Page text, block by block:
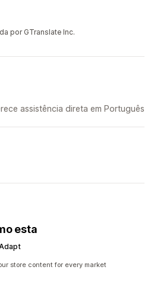
por GTranslate Inc.
assistência direta em Português
esta
store content for every market